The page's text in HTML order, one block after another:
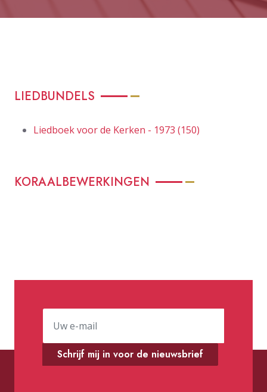
LIEDBUNDELS
Liedboek voor de Kerken - 1973 (150)
KORAALBEWERKINGEN
Schrijf mij in voor de nieuwsbrief